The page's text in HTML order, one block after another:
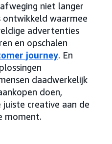
niet langer
ontwikkeld waarmee
advertenties
en opschalen
journey. En
daadwerkelijk
doen,
creative aan de
moment.